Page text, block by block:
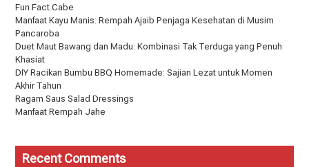
Fun Fact Cabe
Manfaat Kayu Manis: Rempah Ajaib Penjaga Kesehatan di Musim
Pancaroba
Duet Maut Bawang dan Madu: Kombinasi Tak Terduga yang Penuh
Khasiat
DIY Racikan Bumbu BBQ Homemade: Sajian Lezat untuk Momen
Akhir Tahun
Ragam Saus Salad Dressings
Manfaat Rempah Jahe
Recent Comments